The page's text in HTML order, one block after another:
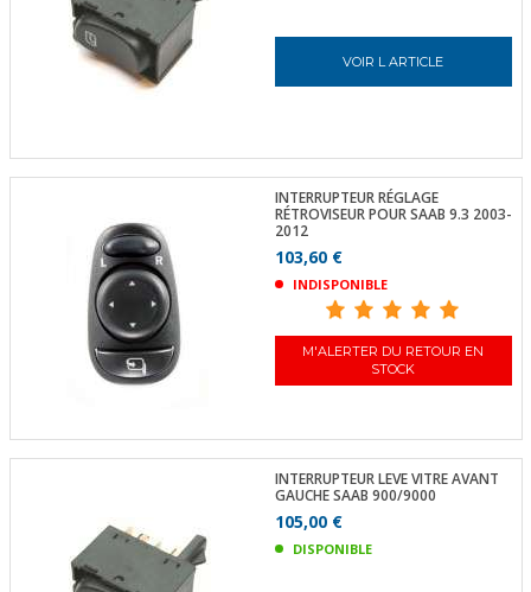
VOIR L ARTICLE
INTERRUPTEUR RÉGLAGE
RÉTROVISEUR POUR SAAB 9.3 2003-
2012
103,60 €
INDISPONIBLE
M'ALERTER DU RETOUR EN
STOCK
INTERRUPTEUR LEVE VITRE AVANT
GAUCHE SAAB 900/9000
105,00 €
DISPONIBLE